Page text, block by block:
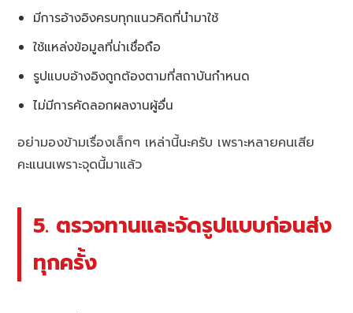
มีการอ้างอิงครบทุกแนวคิดที่นำมาใช้
ใช้แหล่งข้อมูลที่น่าเชื่อถือ
รูปแบบอ้างอิงถูกต้องตามที่สถาบันกำหนด
ไม่มีการคัดลอกผลงานผู้อื่น
อย่ามองข้ามเรื่องเล็กๆ เหล่านี้นะครับ เพราะหลายคนเสีย
คะแนนเพราะจุดนี้มาแล้ว
5. ตรวจทานและจัดรูปแบบก่อนส่ง
ทุกครั้ง